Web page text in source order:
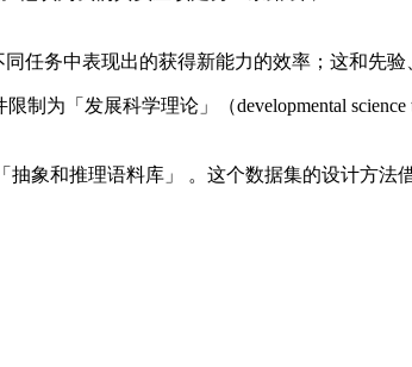
务中表现出的获得新能力的效率；这和先验
为「发展科学理论」（developmental science
象和推理语料库」 。这个数据集的设计方法